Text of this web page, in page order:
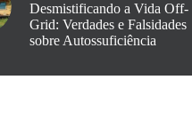
Desmistificando a Vida Off-
Grid: Verdades e Falsidades
sobre Autossuficiência